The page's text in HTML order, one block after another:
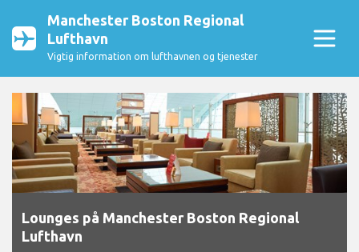
Manchester Boston Regional
Lufthavn
Vigtig information om lufthavnen og tjenester
Lounges på Manchester Boston Regional
Lufthavn